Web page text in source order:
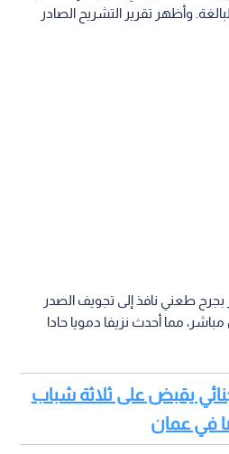
وأظهر تقرير التشريح الصادر
بجرح طعني نافذ إلى تجويف الصدر
مما أحدث نزيفا دمويا حادا
يقبض على ثلاثة شباب
في عمان